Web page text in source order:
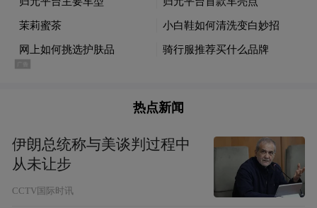
公里续航。
智能化配置方面，V9X 有望搭载 ASL 智能体
与 VLA 大模型，进一步提升人机交互与智能
驾驶体验。此外，新车还将配备空气悬架系
“特别声明：以上作品内容(包括在内的视频、图片或音
频)为凤凰网旗下自媒体平台“大风号”用户上传并发
布，本平台仅提供信息存储空间服务。
热点新闻
伊朗总统称与美谈判过程中
从未让步
CCTV国际时讯